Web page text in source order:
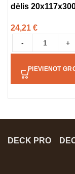
dēlis
24,21 €
- +
PIEVIENOT
DECK PRO